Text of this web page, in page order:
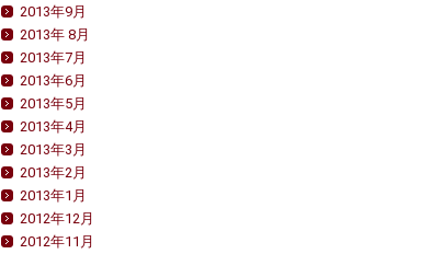
2013年9月
2013年 8月
2013年7月
2013年6月
2013年5月
2013年4月
2013年3月
2013年2月
2013年1月
2012年12月
2012年11月